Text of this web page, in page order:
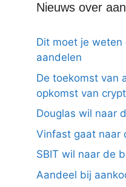
Nieuws over
Dit moet je weten
aandelen
De toekomst van
opkomst van
Douglas wil naar
Vinfast gaat naar
SBIT wil naar de
Aandeel bij